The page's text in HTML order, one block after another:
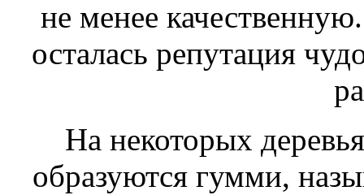
не менее
осталась репутация
На некоторых
образуются гумми,